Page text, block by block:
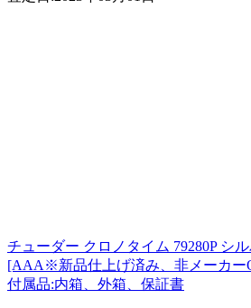
チューダー クロノタイム 79280P シ
[AAA※新品仕上げ済み、非メーカー
付属品:内箱、外箱、保証書